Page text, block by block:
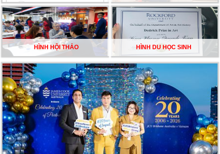
HÌNH HỘI THẢO HÌNH DU HỌC SINH